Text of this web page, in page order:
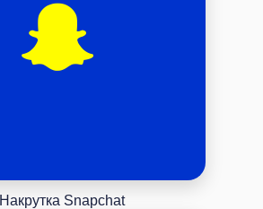
Накрутка Snapchat